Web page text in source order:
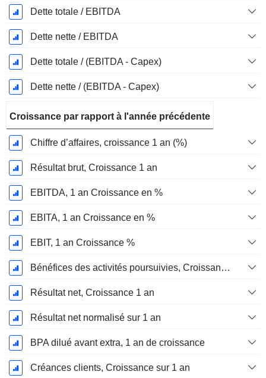
Dette totale / EBITDA
Dette nette / EBITDA
Dette totale / (EBITDA - Capex)
Dette nette / (EBITDA - Capex)
Croissance par rapport à l'année précédente
Chiffre d’affaires, croissance 1 an (%)
Résultat brut, Croissance 1 an
EBITDA, 1 an Croissance en %
EBITA, 1 an Croissance en %
EBIT, 1 an Croissance %
Bénéfices des activités poursuivies, Croissance 1 an
Résultat net, Croissance 1 an
Résultat net normalisé sur 1 an
BPA dilué avant extra, 1 an de croissance
Créances clients, Croissance sur 1 an